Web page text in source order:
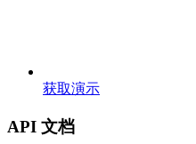
获取演示
API 文档